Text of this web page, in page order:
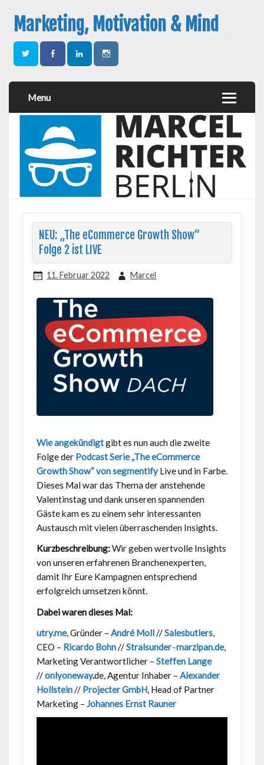
Marketing, Motivation & Mind
Menu
NEU: „The eCommerce Growth Show“
Folge 2 ist LIVE
11. Februar 2022 Marcel
Wie angekündigtgibt es nun auch die zweite
Folge der Podcast Serie „The eCommerce
Growth Show“ von segmentifyLive und in Farbe.
Dieses Mal war das Thema der anstehende
Valentinstag und dank unseren spannenden
Gäste kam es zu einem sehr interessanten
Austausch mit vielen überraschenden Insights.
Kurzbeschreibung:Wir geben wertvolle Insights
von unseren erfahrenen Branchenexperten,
damit Ihr Eure Kampagnen entsprechend
erfolgreich umsetzen könnt.
Dabei waren dieses Mal:
utry.me, Gründer – André Moll//Salesbutlers,
CEO – Ricardo Bohn//Stralsunder–marzipan.de,
Marketing Verantwortlicher – Steffen Lange
//onlyoneway.de, Agentur Inhaber – Alexander
Hollstein// Projecter GmbH, Head of Partner
Marketing – Johannes Ernst Rauner